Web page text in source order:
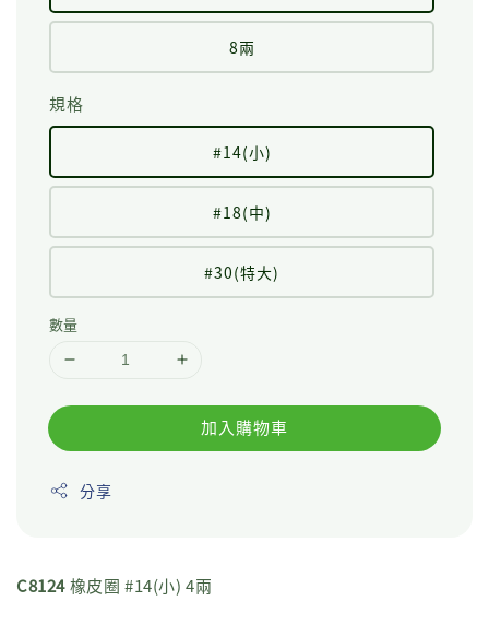
8兩
規格
#14(小)
#18(中)
#30(特大)
數量
加入購物車
分享
C8124橡皮圈 #14(小) 4兩